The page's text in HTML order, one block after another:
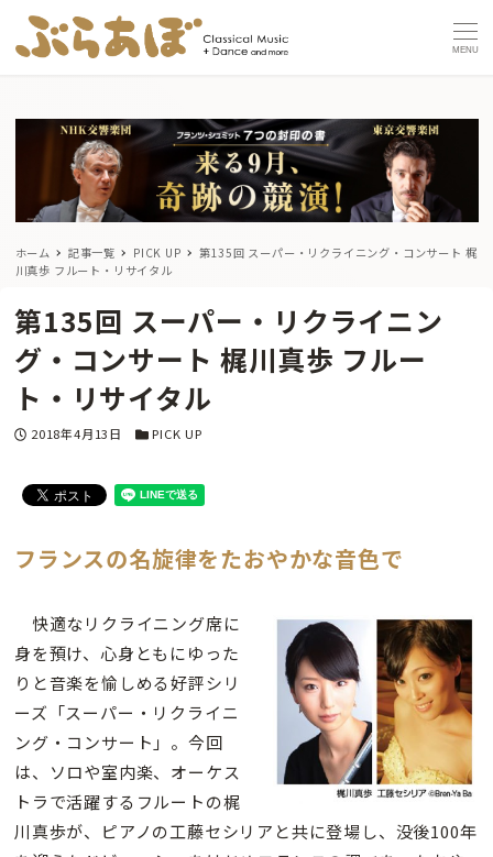
MENU
ホーム 記事一覧 PICK UP
第135回 スーパー・リクライニング・コンサート 梶
川真歩 フルート・リサイタル
第135回 スーパー・リクライニン
グ・コンサート 梶川真歩 フルー
ト・リサイタル
投稿日
2018年4月13日 カテゴリー
PICK UP
フランスの名旋律をたおやかな音色で
快適なリクライニング席に
身を預け、心身ともにゆった
りと音楽を愉しめる好評シリ
ーズ「スーパー・リクライニ
ング・コンサート」。今回
は、ソロや室内楽、オーケス
トラで活躍するフルートの梶
川真歩が、ピアノの工藤セシリアと共に登場し、没後100年